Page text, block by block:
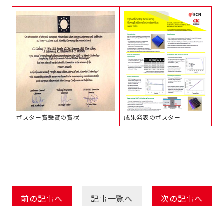
ポスター賞受賞の賞状 成果発表のポスター
前の記事へ 記事一覧へ 次の記事へ